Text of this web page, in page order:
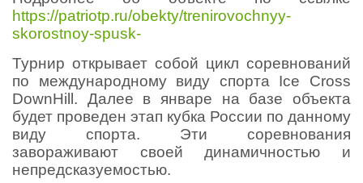
https://patriotp.ru/obekty/trenirovochnyy-
skorostnoy-spusk-
Турнир открывает собой цикл соревнований
по международному виду спорта Ice Cross
DownHill. Далее в январе на базе объекта
будет проведен этап кубка России по данному
виду спорта. Эти соревнования
завораживают своей динамичностью и
непредсказуемостью.